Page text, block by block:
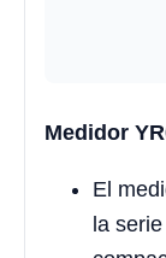
Medidor
El
la